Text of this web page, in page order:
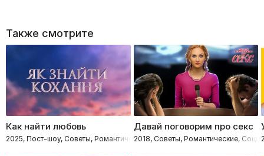
Также смотрите
Как найти любовь
2025, Пост-шоу, Советы, Романтические
Давай поговорим про секс
2018, Советы, Романтические,